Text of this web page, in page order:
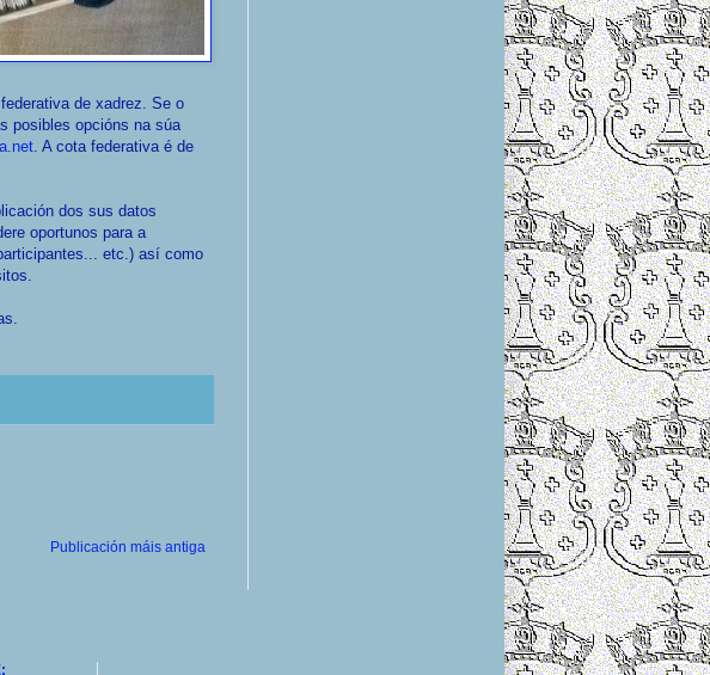
de xadrez. Se o
posibles opcións na súa
. A cota federativa é de
dos sus datos
oportunos para a
etc.) así como
Publicación máis antiga